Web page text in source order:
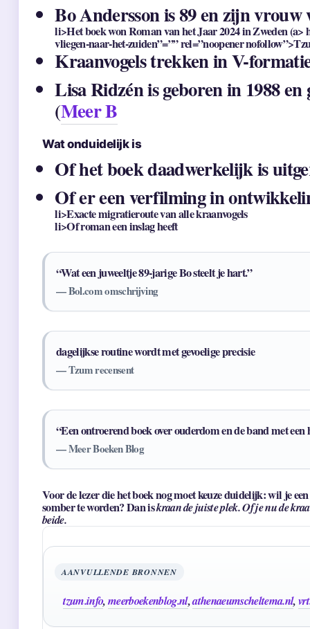
Bo Andersson is 89 en zijn
li>Het boek won Roman van het Jaar 2024 in Zweden
vliegen-naar-het-zuiden”=”” rel=”noopener
Kraanvogels trekken in V-
Lisa Ridzén is geboren in 1988
(Meer B
Wat onduidelijk is
Of het boek daadwerkelijk is
Of er een verfilming in
li>Exacte migratieroute van alle kraanvogels
li>Of roman een inslag heeft
“Wat een juweeltje 89-jarige Bo steelt je hart.”
— Bol.com omschrijving
dagelijkse routine wordt met gevoelige precisie
— Tzum recensent
“Een ontroerend boek over ouderdom en de band met een
— Meer Boeken Blog
Voor de lezer die het boek nog moet keuze duidelijk: wil je
somber te worden? Dan iskraan de juiste plek. Of je nu de
beide.
AANVULLENDE BRONNEN
tzum.info,meerboekenblog.nl,athenaeumscheltema.nl,